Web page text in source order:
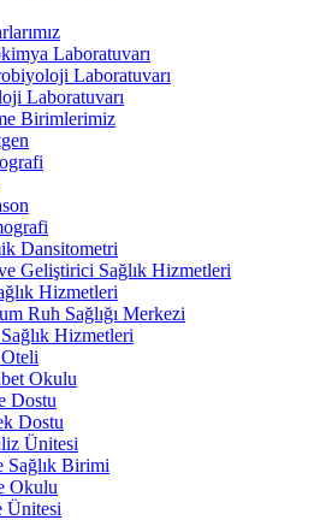
Laboratuvarı
Laboratuvarı
Laboratuvarı
Birimlerimiz
Dansitometri
Geliştirici Sağlık Hizmetleri
Hizmetleri
Ruh Sağlığı Merkezi
Hizmetleri
Okulu
Dostu
Dostu
Ünitesi
Sağlık Birimi
Okulu
Ünitesi